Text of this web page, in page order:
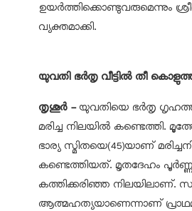
ഉയർത്തിക്കൊണ്ടുവരുമെന്നും
വ്യക്തമാക്കി.
യുവതി ഭർതൃ വീട്ടിൽ തീ
തൃശൂർ -യുവതിയെ ഭർതൃ
മരിച്ച നിലയിൽ കണ്ടെത്തി.
ഭാര്യ സ്മിതയെ(45)യാണ്
കണ്ടെത്തിയത്. മൃതദേഹം
കത്തിക്കരിഞ്ഞ നിലയിലാണ്.
ആത്മഹത്യയാണെന്നാണ്